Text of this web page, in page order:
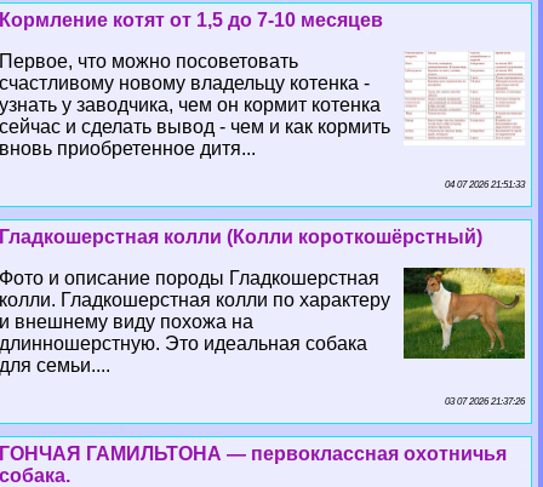
Кормление котят от 1,5 до 7-10 месяцев
Первое, что можно посоветовать
счастливому новому владельцу котенка -
узнать у заводчика, чем он кормит котенка
сейчас и сделать вывод - чем и как кормить
вновь приобретенное дитя...
04 07 2026 21:51:33
Гладкошерстная колли (Колли короткошёрстный)
Фото и описание породы Гладкошерстная
колли. Гладкошерстная колли по хаpaктеру
и внешнему виду похожа на
длинношерстную. Это идеальная собака
для семьи....
03 07 2026 21:37:26
ГОНЧАЯ ГАМИЛЬТОНА — первоклассная охотничья
собака.